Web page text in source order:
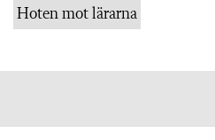
Hoten mot lärarna